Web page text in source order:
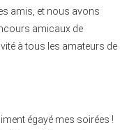
amis, et nous avons
amicaux de
à tous les amateurs de
égayé mes soirées !